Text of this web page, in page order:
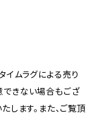
イムラグによる売り
きない場合もござ
します。また、ご覧頂